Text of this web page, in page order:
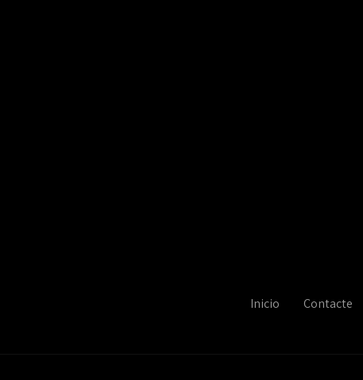
Inicio Contacte